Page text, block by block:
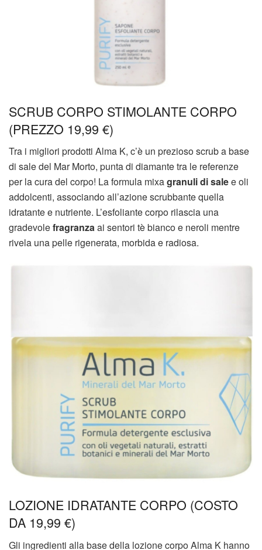
SCRUB CORPO STIMOLANTE CORPO
(PREZZO 19,99 €)
Tra i migliori prodotti Alma K, c’è un prezioso scrub a base
di sale del Mar Morto, punta di diamante tra le referenze
per la cura del corpo! La formula mixagranuli di salee oli
addolcenti, associando all’azione scrubbante quella
idratante e nutriente. L’esfoliante corpo rilascia una
gradevolefragranzaai sentori tè bianco e neroli mentre
rivela una pelle rigenerata, morbida e radiosa.
LOZIONE IDRATANTE CORPO (COSTO
DA 19,99 €)
Gli ingredienti alla base della lozione corpo Alma K hanno